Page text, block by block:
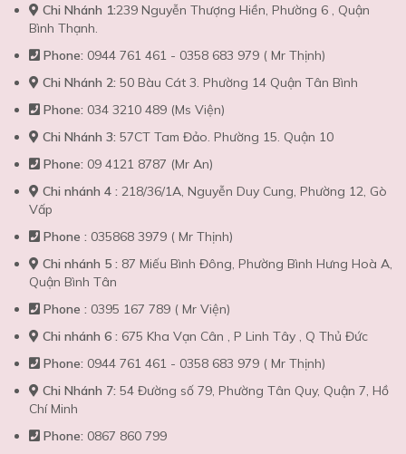
Chi Nhánh 1:239 Nguyễn Thượng Hiền, Phường 6 , Quận
Bình Thạnh.
Phone: 0944 761 461 - 0358 683 979 ( Mr Thịnh)
Chi Nhánh 2: 50 Bàu Cát 3. Phường 14 Quận Tân Bình
Phone: 034 3210 489 (Ms Viện)
Chi Nhánh 3: 57CT Tam Đảo. Phường 15. Quận 10
Phone: 09 4121 8787 (Mr An)
Chi nhánh 4 : 218/36/1A, Nguyễn Duy Cung, Phường 12, Gò
Vấp
Phone : 035868 3979 ( Mr Thịnh)
Chi nhánh 5 : 87 Miếu Bình Đông, Phường Bình Hưng Hoà A,
Quận Bình Tân
Phone : 0395 167 789 ( Mr Viện)
Chi nhánh 6 : 675 Kha Vạn Cân , P Linh Tây , Q Thủ Đức
Phone: 0944 761 461 - 0358 683 979 ( Mr Thịnh)
Chi Nhánh 7: 54 Đường số 79, Phường Tân Quy, Quận 7, Hồ
Chí Minh
Phone: 0867 860 799